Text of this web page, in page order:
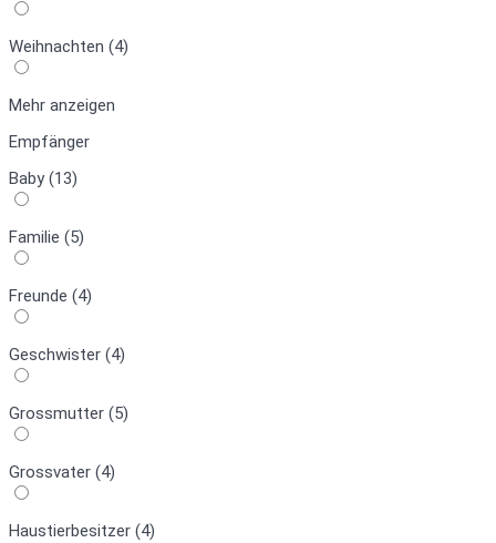
Weihnachten (4)
Mehr anzeigen
Empfänger
Baby (13)
Familie (5)
Freunde (4)
Geschwister (4)
Grossmutter (5)
Grossvater (4)
Haustierbesitzer (4)